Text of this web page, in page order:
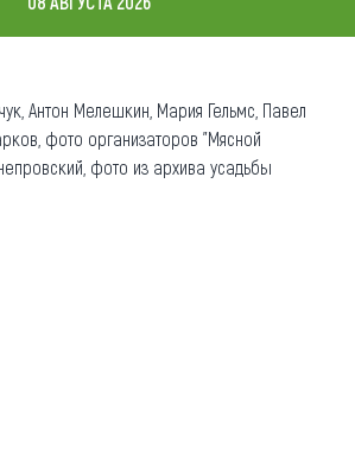
(сувениры)
Антон Мелешкин, Мария Гельмс, Павел
фото организаторов "Мясной
фото из архива усадьбы